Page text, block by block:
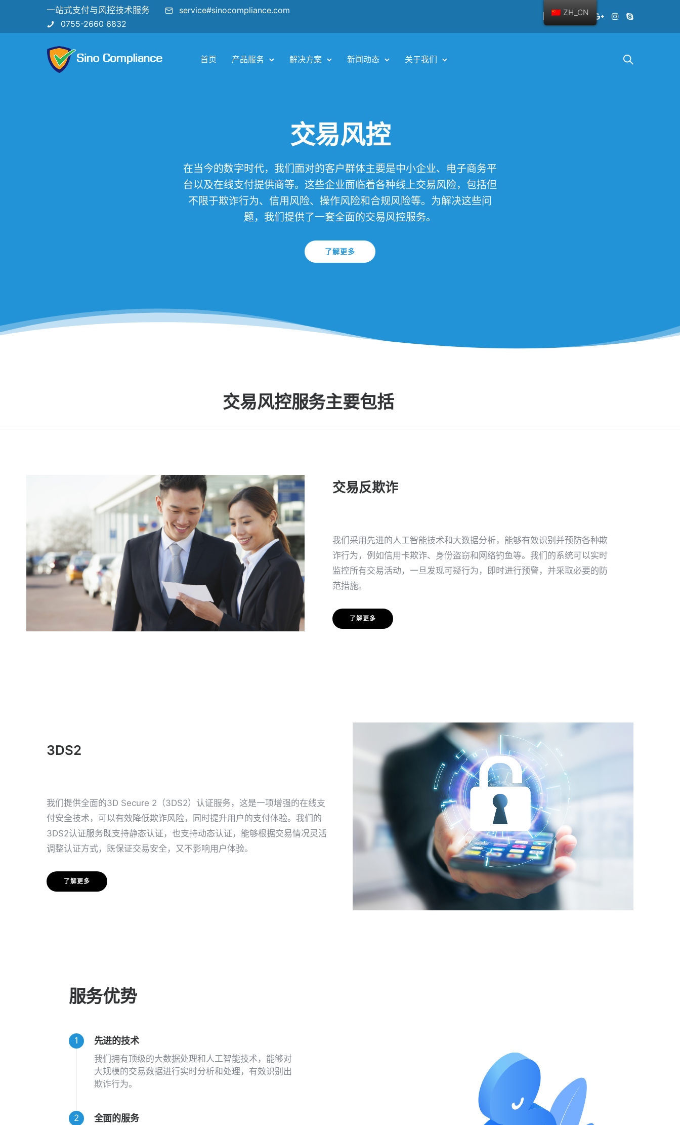
一站式支付与风控技术服务
service#sinocompliance.com
0755-2660 6832
首页 产品服务 解决方案 新闻动态 关于我们
交易风控
在当今的数字时代，我们面对的客户群体主要是中小企业、电子商务平
台以及在线支付提供商等。这些企业面临着各种线上交易风险，包括但
不限于欺诈行为、信用风险、操作风险和合规风险等。为解决这些问
题，我们提供了一套全面的交易风控服务。
了解更多
交易风控服务主要包括
交易反欺诈
我们采用先进的人工智能技术和大数据分析，能够有效识别并预防各种欺
诈行为，例如信用卡欺诈、身份盗窃和网络钓鱼等。我们的系统可以实时
监控所有交易活动，一旦发现可疑行为，即时进行预警，并采取必要的防
范措施。
了解更多
3DS2
我们提供全面的3D Secure 2（3DS2）认证服务，这是一项增强的在线支
付安全技术，可以有效降低欺诈风险，同时提升用户的支付体验。我们的
3DS2认证服务既支持静态认证，也支持动态认证，能够根据交易情况灵活
调整认证方式，既保证交易安全，又不影响用户体验。
了解更多
服务优势
先进的技术
我们拥有顶级的大数据处理和人工智能技术，能够对
大规模的交易数据进行实时分析和处理，有效识别出
欺诈行为。
全面的服务
ZH_CN